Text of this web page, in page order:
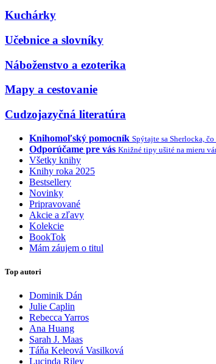
Kuchárky
Učebnice a slovníky
Náboženstvo a ezoterika
Mapy a cestovanie
Cudzojazyčná literatúra
Knihomoľský pomocník Spýtajte sa Sherlocka,
Odporúčame pre vás Knižné tipy ušité na mieru
Všetky knihy
Knihy roka 2025
Bestsellery
Novinky
Pripravované
Akcie a zľavy
Kolekcie
BookTok
Mám záujem o titul
Top autori
Dominik Dán
Julie Caplin
Rebecca Yarros
Ana Huang
Sarah J. Maas
Táňa Keleová Vasilková
Lucinda Riley